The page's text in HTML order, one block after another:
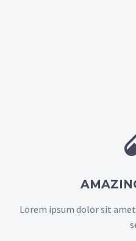
Lorem ipsum dolor sit